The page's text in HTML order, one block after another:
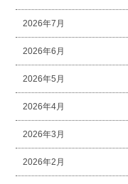
2026年7月
2026年6月
2026年5月
2026年4月
2026年3月
2026年2月